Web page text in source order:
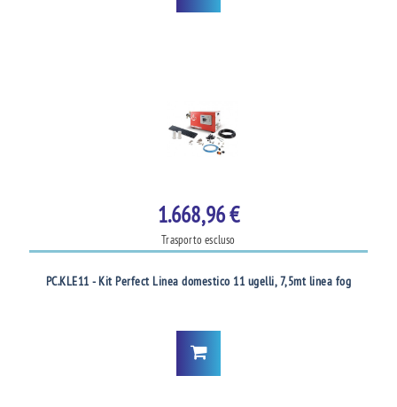
1.668,96 €
Trasporto escluso
PC.KLE11 - Kit Perfect Linea domestico 11 ugelli, 7,5mt linea fog